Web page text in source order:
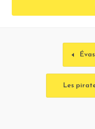
Les